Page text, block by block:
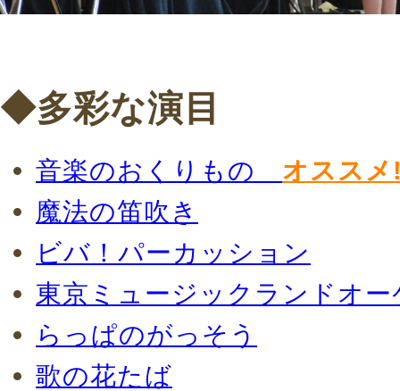
◆多彩な演目
音楽のおくりもの オスス
魔法の笛吹き
ビバ！パーカッション
東京ミュージックランドオ
らっぱのがっそう
歌の花たば